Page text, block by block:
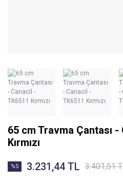
65 cm Travma Çantası -
Kırmızı
%5 3.231,44 TL 3.401,51